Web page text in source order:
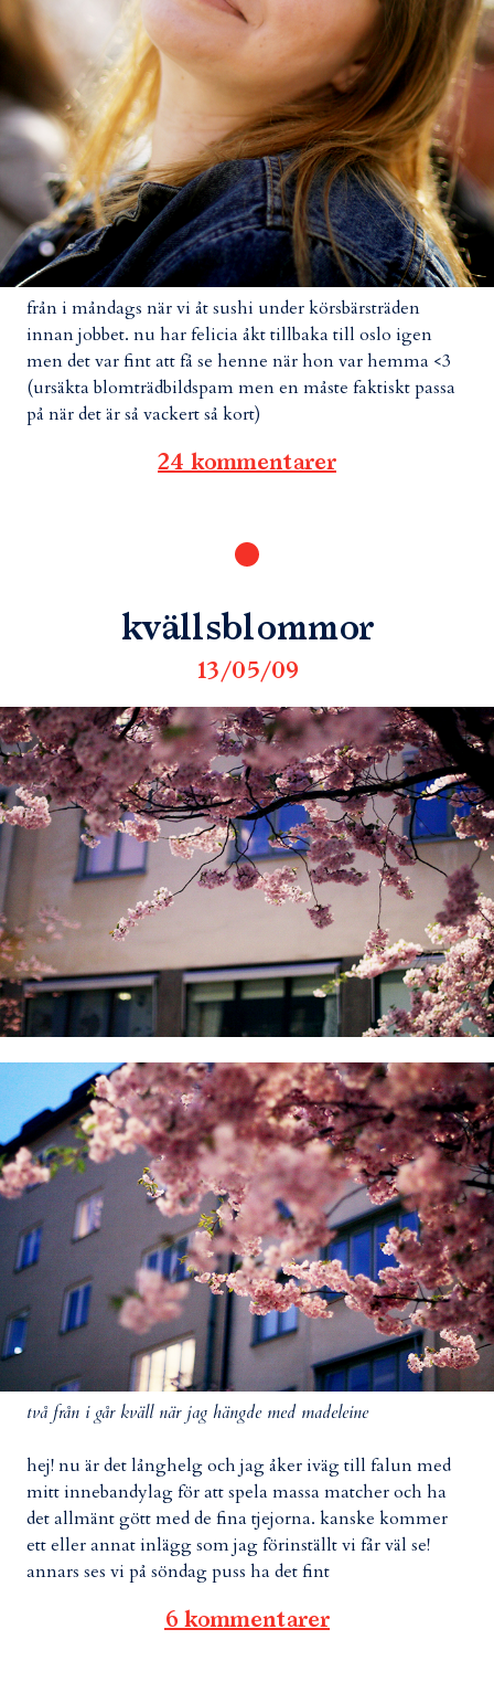
från i måndags när vi åt sushi under körsbärsträden
innan jobbet. nu har felicia åkt tillbaka till oslo igen
men det var fint att få se henne när hon var hemma <3
(ursäkta blomträdbildspam men en måste faktiskt passa
på när det är så vackert så kort)
24 kommentarer
kvällsblommor
13/05/09
två från i går kväll när jag hängde med madeleine
hej! nu är det långhelg och jag åker iväg till falun med
mitt innebandylag för att spela massa matcher och ha
det allmänt gött med de fina tjejorna. kanske kommer
ett eller annat inlägg som jag förinställt vi får väl se!
annars ses vi på söndag puss ha det fint
6 kommentarer